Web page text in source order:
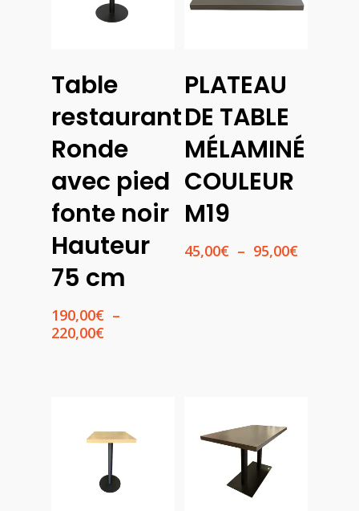
Des
Options
Table
restaurant
Ronde
avec pied
fonte noir
Hauteur
75 cm
190,00€ –
220,00€Plage
Des
Options
PLATEAU
DE TABLE
MÉLAMINÉ
COULEUR
M19
45,00€ – 95,00€Plage